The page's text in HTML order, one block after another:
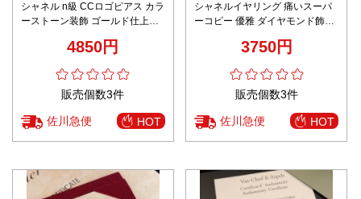
シャネル n級 CCロゴピアス カラ
ーストーン装飾 ゴールド仕上げ
4850円
販売個数3件
佐川急便 HOT
シャネルイヤリング 痛いスーパ
ーコピー 優雅 ダイヤモンド飾り
3750円
販売個数3件
佐川急便 HOT